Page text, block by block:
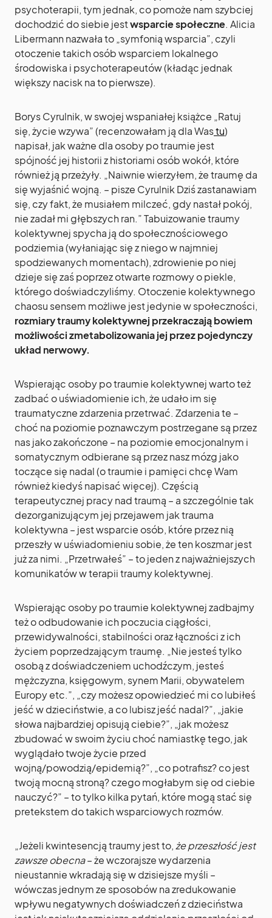
psychoterapii, tym jednak, co pomoże nam szybciej
dochodzić do siebie jestwsparcie społeczne. Alicia
Libermann nazwała to „symfonią wsparcia”, czyli
otoczenie takich osób wsparciem lokalnego
środowiska i psychoterapeutów (kładąc jednak
większy nacisk na to pierwsze).
Borys Cyrulnik, w swojej wspaniałej książce „Ratuj
się, życie wzywa” (recenzowałam ją dla Wastu)
napisał, jak ważne dla osoby po traumie jest
spójność jej historii z historiami osób wokół, które
również ją przeżyły. „Naiwnie wierzyłem, że traumę da
się wyjaśnić wojną. – pisze Cyrulnik Dziś zastanawiam
się, czy fakt, że musiałem milczeć, gdy nastał pokój,
nie zadał mi głębszych ran.” Tabuizowanie traumy
kolektywnej spycha ją do społecznościowego
podziemia (wyłaniając się z niego w najmniej
spodziewanych momentach), zdrowienie po niej
dzieje się zaś poprzez otwarte rozmowy o piekle,
którego doświadczyliśmy. Otoczenie kolektywnego
chaosu sensem możliwe jest jedynie w społeczności,
rozmiary traumy kolektywnej przekraczają bowiem
możliwości zmetabolizowania jej przez pojedynczy
układ nerwowy.
Wspierając osoby po traumie kolektywnej warto też
zadbać o uświadomienie ich, że udało im się
traumatyczne zdarzenia przetrwać. Zdarzenia te –
choć na poziomie poznawczym postrzegane są przez
nas jako zakończone – na poziomie emocjonalnym i
somatycznym odbierane są przez nasz mózg jako
toczące się nadal (o traumie i pamięci chcę Wam
również kiedyś napisać więcej). Częścią
terapeutycznej pracy nad traumą – a szczególnie tak
dezorganizującym jej przejawem jak trauma
kolektywna – jest wsparcie osób, które przez nią
przeszły w uświadomieniu sobie, że ten koszmar jest
już za nimi. „Przetrwałeś” – to jeden z najważniejszych
komunikatów w terapii traumy kolektywnej.
Wspierając osoby po traumie kolektywnej zadbajmy
też o odbudowanie ich poczucia ciągłości,
przewidywalności, stabilności oraz łączności z ich
życiem poprzedzającym traumę. „Nie jesteś tylko
osobą z doświadczeniem uchodźczym, jesteś
mężczyzna, księgowym, synem Marii, obywatelem
Europy etc.”, „czy możesz opowiedzieć mi co lubiłeś
jeść w dzieciństwie, a co lubisz jeść nadal?”, „jakie
słowa najbardziej opisują ciebie?”, „jak możesz
zbudować w swoim życiu choć namiastkę tego, jak
wyglądało twoje życie przed
wojną/powodzią/epidemią?”, „co potrafisz? co jest
twoją mocną stroną? czego mogłabym się od ciebie
nauczyć?” – to tylko kilka pytań, które mogą stać się
pretekstem do takich wsparciowych rozmów.
„Jeżeli kwintesencją traumy jest to, że przeszłość jest
zawsze obecna– że wczorajsze wydarzenia
nieustannie wkradają się w dzisiejsze myśli –
wówczas jednym ze sposobów na zredukowanie
wpływu negatywnych doświadczeń z dzieciństwa